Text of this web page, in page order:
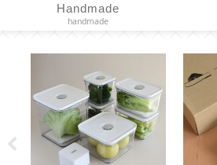
Handmade
handmade